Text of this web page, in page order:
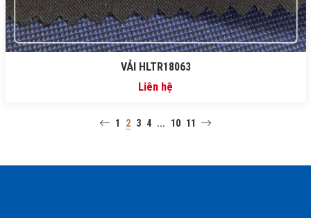
VẢI HLTR18063
Liên hệ
1 2 3 4 ... 10 11